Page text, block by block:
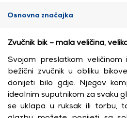
Osnovna značajka
Zvučnik bik – mala veličina,
Svojom preslatkom veličinom
bežični zvučnik u obliku
donijeti bilo gdje. Njegov
idealnim suputnikom za svaku
se uklapa u ruksak ili torbu,